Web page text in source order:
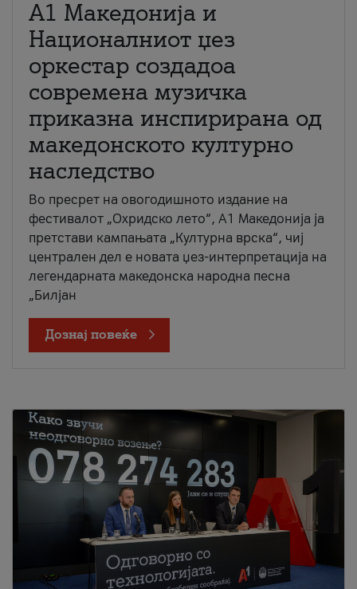
А1 Македонија и
Националниот џез
оркестар создадоа
современа музичка
приказна инспирирана од
македонското културно
наследство
Во пресрет на овогодишното издание на
фестивалот „Охридско лето“, А1 Македонија ја
претстави кампањата „Културна врска“, чиј
централен дел е новата џез-интерпретација на
легендарната македонска народна песна
„Билјан
Дознај повеќе